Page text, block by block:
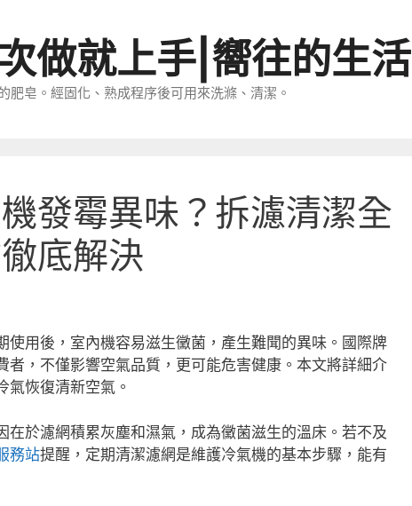
做就上手|嚮往的生活
皂。經固化、熟成程序後可用來洗滌、清潔。
發霉異味？拆濾清潔全
底解決
使用後，室內機容易滋生黴菌，產生難聞的異味。國際牌
者，不僅影響空氣品質，更可能危害健康。本文將詳細介
氣恢復清新空氣。
在於濾網積累灰塵和濕氣，成為黴菌滋生的溫床。若不及
務站提醒，定期清潔濾網是維護冷氣機的基本步驟，能有